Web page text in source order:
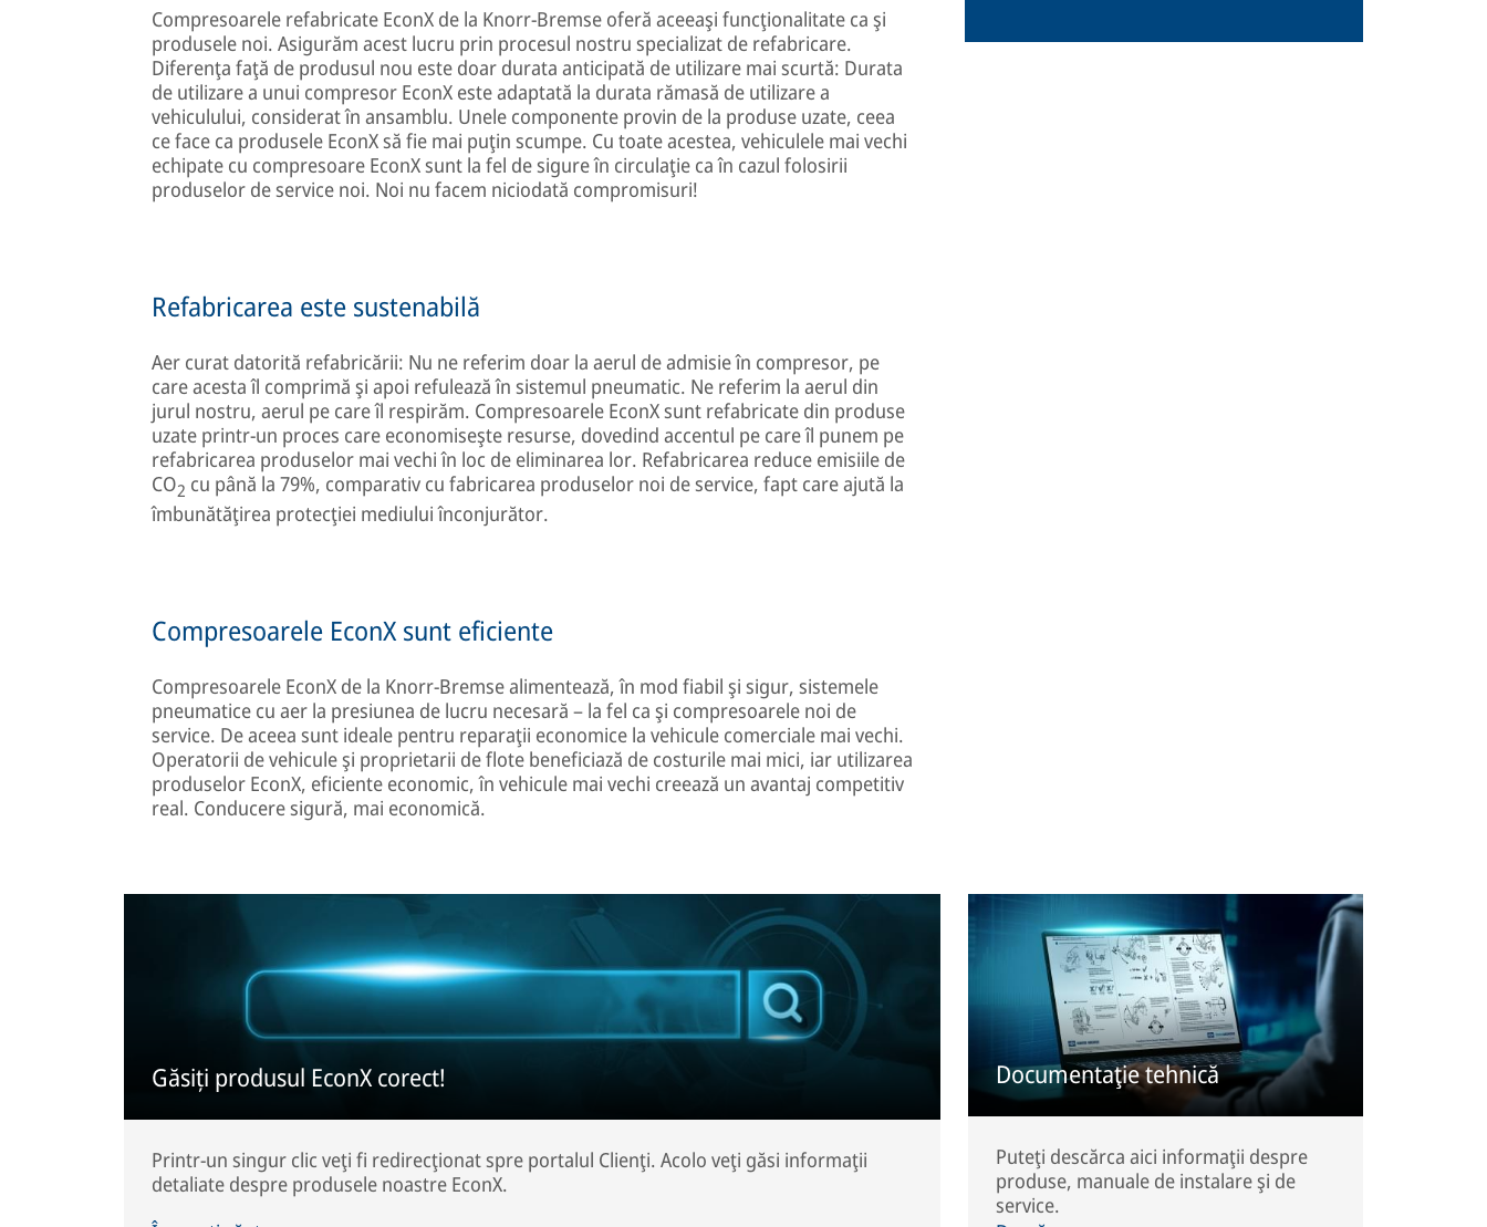
Compresoarele refabricate EconX de la Knorr-Bremse oferă aceeaşi funcţionalitate ca şi
produsele noi. Asigurăm acest lucru prin procesul nostru specializat de refabricare.
Diferenţa faţă de produsul nou este doar durata anticipată de utilizare mai scurtă: Durata
de utilizare a unui compresor EconX este adaptată la durata rămasă de utilizare a
vehiculului, considerat în ansamblu. Unele componente provin de la produse uzate, ceea
ce face ca produsele EconX să fie mai puţin scumpe. Cu toate acestea, vehiculele mai vechi
echipate cu compresoare EconX sunt la fel de sigure în circulaţie ca în cazul folosirii
produselor de service noi. Noi nu facem niciodată compromisuri!
Refabricarea este sustenabilă
Aer curat datorită refabricării: Nu ne referim doar la aerul de admisie în compresor, pe
care acesta îl comprimă şi apoi refulează în sistemul pneumatic. Ne referim la aerul din
jurul nostru, aerul pe care îl respirăm. Compresoarele EconX sunt refabricate din produse
uzate printr-un proces care economiseşte resurse, dovedind accentul pe care îl punem pe
refabricarea produselor mai vechi în loc de eliminarea lor. Refabricarea reduce emisiile de
CO2 cu până la 79%, comparativ cu fabricarea produselor noi de service, fapt care ajută la
îmbunătăţirea protecţiei mediului înconjurător.
Compresoarele EconX sunt eficiente
Compresoarele EconX de la Knorr-Bremse alimentează, în mod fiabil şi sigur, sistemele
pneumatice cu aer la presiunea de lucru necesară – la fel ca şi compresoarele noi de
service. De aceea sunt ideale pentru reparaţii economice la vehicule comerciale mai vechi.
Operatorii de vehicule şi proprietarii de flote beneficiază de costurile mai mici, iar utilizarea
produselor EconX, eficiente economic, în vehicule mai vechi creează un avantaj competitiv
real. Conducere sigură, mai economică.
Găsiți produsul EconX corect!
Printr-un singur clic veţi fi redirecţionat spre portalul Clienţi. Acolo veţi găsi informaţii
detaliate despre produsele noastre EconX.
Documentaţie tehnică
Puteţi descărca aici informaţii despre
produse, manuale de instalare şi de
service.